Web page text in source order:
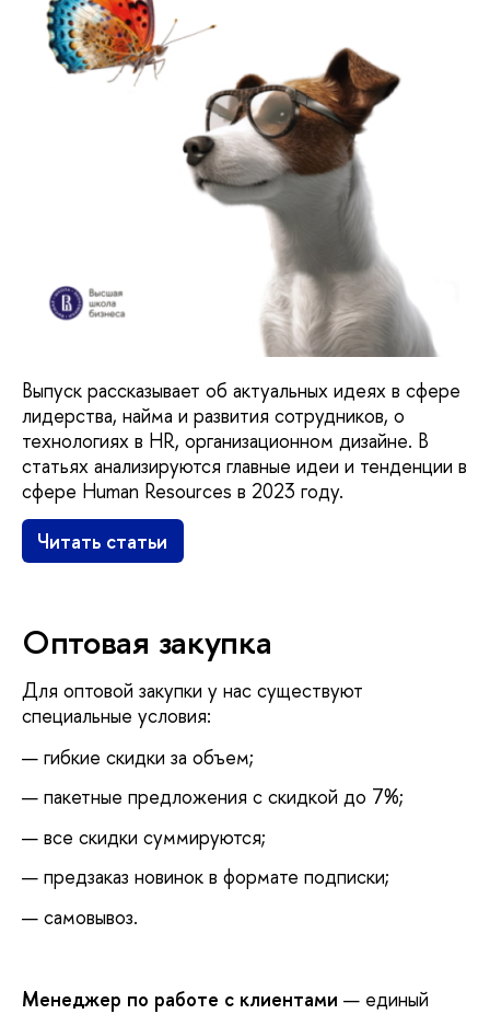
Выпуск рассказывает об актуальных идеях в сфере
лидерства, найма и развития сотрудников, о
технологиях в HR, организационном дизайне. В
статьях анализируются главные идеи и тенденции в
сфере Human Resources в 2023 году.
Читать статьи
Оптовая закупка
Для оптовой закупки у нас существуют
специальные условия:
гибкие скидки за объем;
пакетные предложения с скидкой до 7%;
все скидки суммируются;
предзаказ новинок в формате подписки;
самовывоз.
Менеджер по работе с клиентами — единый